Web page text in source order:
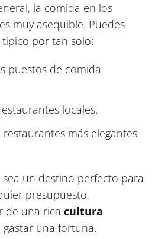
la comida en los
muy asequible. Puedes
por tan solo:
puestos de comida
locales.
restaurantes más elegantes
un destino perfecto para
presupuesto,
de una rica cultura
gastar una fortuna.